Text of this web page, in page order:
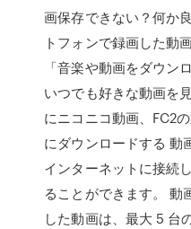
画保存できない？何か
トフォンで録画した動
「音楽や動画をダウン
いつでも好きな動画を
にニコニコ動画、FC2
にダウンロードする 動
インターネットに接続
ることができます。 動
した動画は、最大 5 台